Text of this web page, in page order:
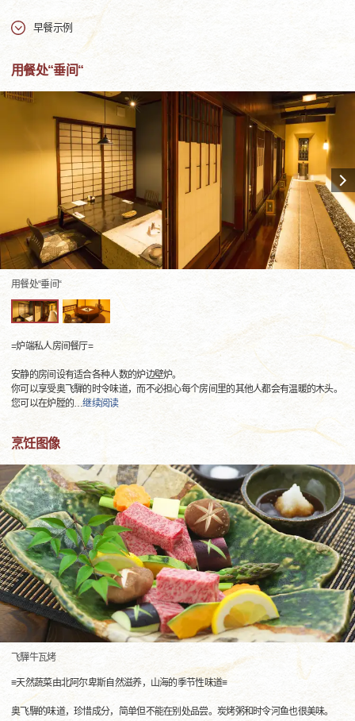
早餐示例
用餐处“垂间“
用餐处“垂间“
=炉端私人房间餐厅=
安静的房间设有适合各种人数的炉边壁炉。
你可以享受奥飞騨的时令味道，而不必担心每个房间里的其他人都会有温暖的木头。
您可以在炉膛的…继续阅读
烹饪图像
飞驒牛瓦烤
≡天然蔬菜由北阿尔卑斯自然滋养，山海的季节性味道≡
奥飞騨的味道，珍惜成分，简单但不能在别处品尝。炭烤粥和时令河鱼也很美味。